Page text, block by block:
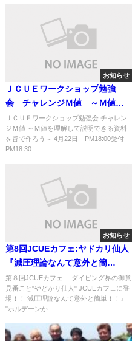
お知らせ
ＪＣＵＥワークショップ勉強
会 チャレンジＭ値 ～Ｍ値を
理解して説明できる資料を皆で
作ろう～
ＪＣＵＥワークショップ勉強会 チャレン
ジＭ値 ～Ｍ値を理解して説明できる資料
を皆で作ろう～ 4月22日 PM18:00受付
PM18:30...
お知らせ
第8回JCUEカフェ:ヤドカリ仙人
『減圧理論なんて意外と簡
単！！』
第８回JCUEカフェ ダイビング界の御意
見番こと"やどかり仙人" JCUEカフェに登
場！！ 減圧理論なんて意外と簡単！！』
"ホルデーンか...